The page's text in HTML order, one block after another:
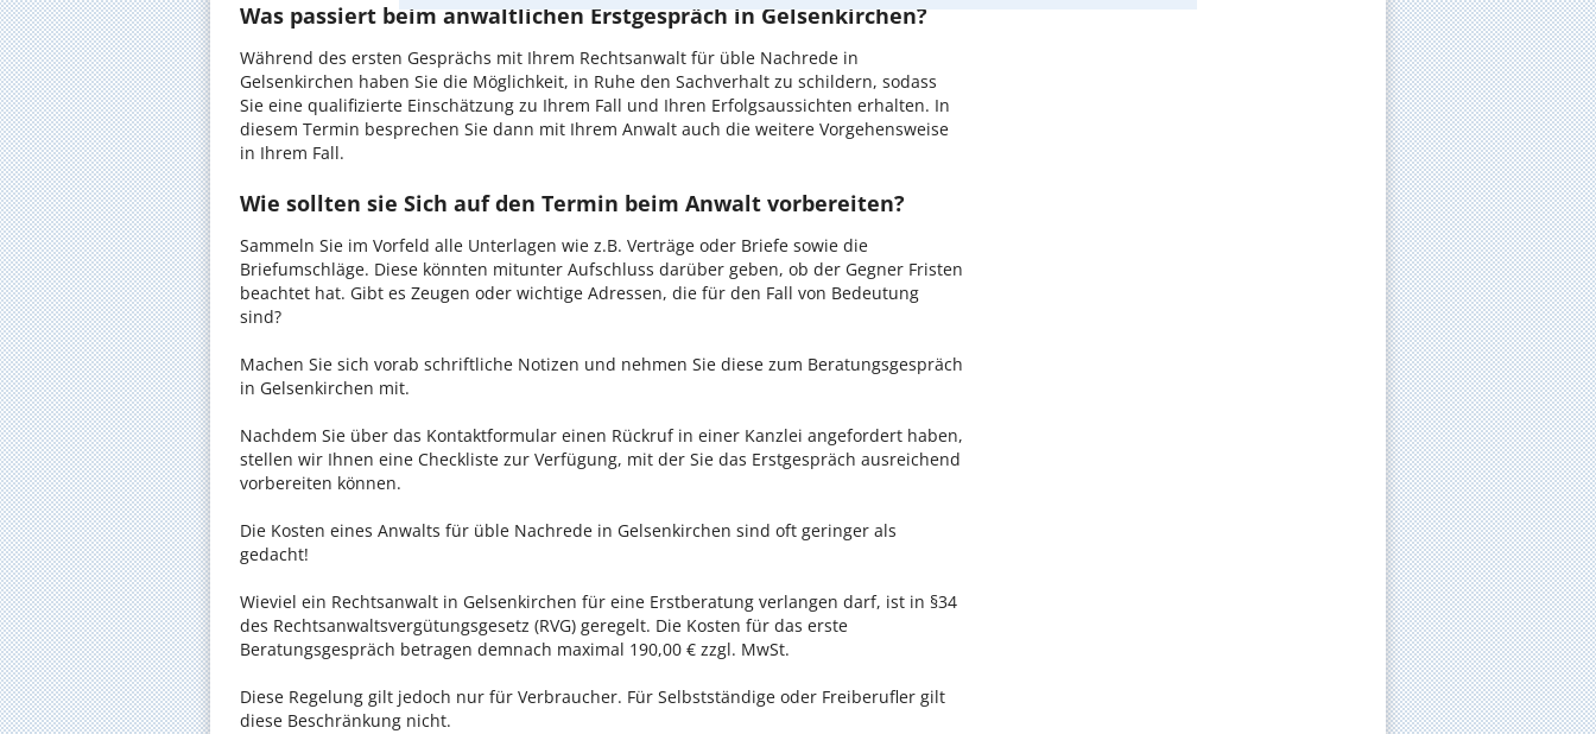
Was passiert beim anwaltlichen Erstgespräch in Gelsenkirchen?
Während des ersten Gesprächs mit Ihrem Rechtsanwalt für üble Nachrede in
Gelsenkirchen haben Sie die Möglichkeit, in Ruhe den Sachverhalt zu schildern, sodass
Sie eine qualifizierte Einschätzung zu Ihrem Fall und Ihren Erfolgsaussichten erhalten. In
diesem Termin besprechen Sie dann mit Ihrem Anwalt auch die weitere Vorgehensweise
in Ihrem Fall.
Wie sollten sie Sich auf den Termin beim Anwalt vorbereiten?
Sammeln Sie im Vorfeld alle Unterlagen wie z.B. Verträge oder Briefe sowie die
Briefumschläge. Diese könnten mitunter Aufschluss darüber geben, ob der Gegner Fristen
beachtet hat. Gibt es Zeugen oder wichtige Adressen, die für den Fall von Bedeutung
sind?
Machen Sie sich vorab schriftliche Notizen und nehmen Sie diese zum Beratungsgespräch
in Gelsenkirchen mit.
Nachdem Sie über das Kontaktformular einen Rückruf in einer Kanzlei angefordert haben,
stellen wir Ihnen eine Checkliste zur Verfügung, mit der Sie das Erstgespräch ausreichend
vorbereiten können.
Die Kosten eines Anwalts für üble Nachrede in Gelsenkirchen sind oft geringer als
gedacht!
Wieviel ein Rechtsanwalt in Gelsenkirchen für eine Erstberatung verlangen darf, ist in §34
des Rechtsanwaltsvergütungsgesetz (RVG) geregelt. Die Kosten für das erste
Beratungsgespräch betragen demnach maximal 190,00 € zzgl. MwSt.
Diese Regelung gilt jedoch nur für Verbraucher. Für Selbstständige oder Freiberufler gilt
diese Beschränkung nicht.